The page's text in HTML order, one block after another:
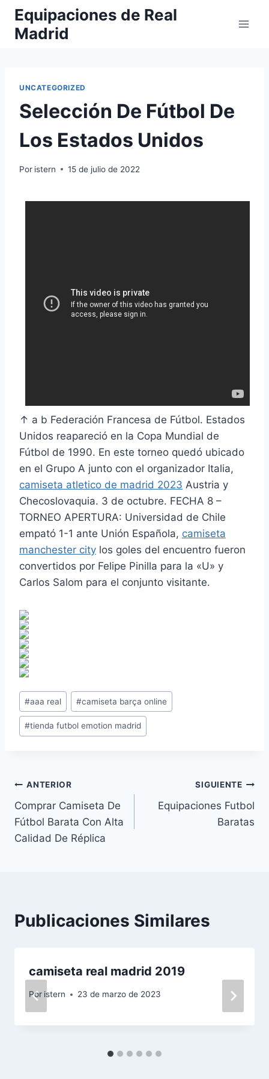
Saltar
contenido
Equipaciones de Real
Madrid
UNCATEGORIZED
Selección De Fútbol De
Los Estados Unidos
Por istern 15 de julio de 2022
↑ a b Federación Francesa de Fútbol. Estados
Unidos reapareció en la Copa Mundial de
Fútbol de 1990. En este torneo quedó ubicado
en el Grupo A junto con el organizador Italia,
camiseta atletico de madrid 2023 Austria y
Checoslovaquia. 3 de octubre. FECHA 8 –
TORNEO APERTURA: Universidad de Chile
empató 1-1 ante Unión Española, camiseta
manchester city los goles del encuentro fueron
convertidos por Felipe Pinilla para la «U» y
Carlos Salom para el conjunto visitante.
Etiquetas
de
la
#aaa real #camiseta barça online
#tienda futbol emotion madrid
Navegación
de
entradas
ANTERIOR
Comprar Camiseta De
Fútbol Barata Con Alta
Calidad De Réplica
SIGUIENTE
Equipaciones Futbol
Baratas
Publicaciones Similares
camiseta real madrid 2019
Por istern 23 de marzo de 2023